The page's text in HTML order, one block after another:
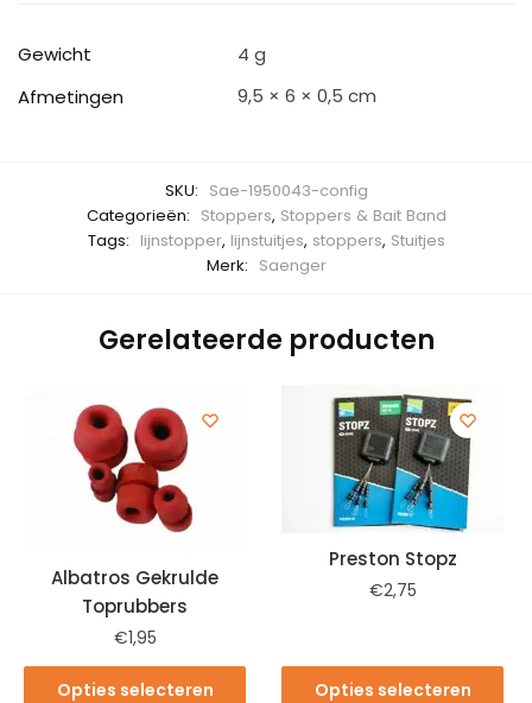
Gewicht
4 g
Afmetingen
9,5 × 6 × 0,5 cm
SKU: Sae-1950043-config
Categorieën: Stoppers, Stoppers & Bait Band
Tags: lijnstopper, lijnstuitjes, stoppers, Stuitjes
Merk: Saenger
Gerelateerde producten
Albatros Gekrulde
Toprubbers
€1,95
Opties selecteren
Preston Stopz
€2,75
Opties selecteren